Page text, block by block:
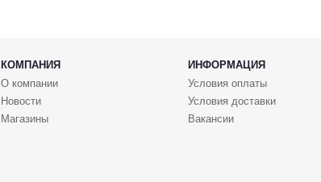
КОМПАНИЯ ИНФОРМАЦИЯ
О компании
Новости
Магазины
Условия оплаты
Условия доставки
Вакансии